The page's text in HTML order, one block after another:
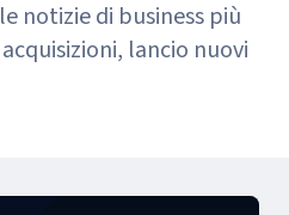
notizie di business più
lancio nuovi